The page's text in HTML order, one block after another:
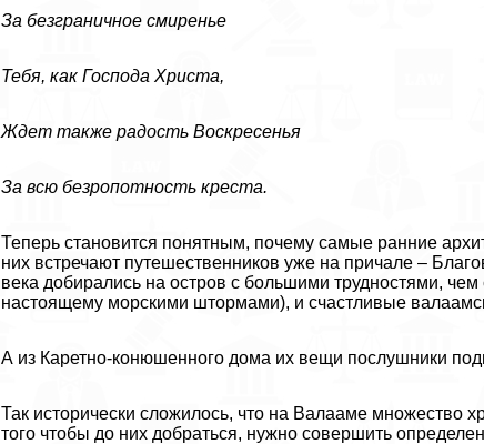
За безграничное смиренье
Тебя, как Господа Христа,
Ждет также радость Воскресенья
За всю безропотность креста.
Теперь становится понятным, почему самые ранние
них встречают путешественников уже на причале –
века добирались на остров с большими трудностями,
настоящему морскими штормами), и счастливые
А из Каретно-конюшенного дома их вещи послушники
Так исторически сложилось, что на Валааме множество
того чтобы до них добраться, нужно совершить